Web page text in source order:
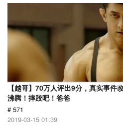
【越哥】70万人评出9分，真实事件
沸腾！摔跤吧！爸爸
# 571
2019-03-15 01:39